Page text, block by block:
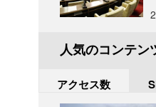
人気のコンテン
アクセス数